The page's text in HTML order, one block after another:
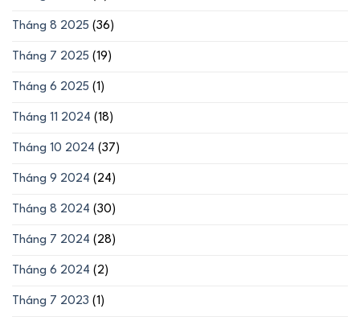
Tháng 8 2025 (36)
Tháng 7 2025 (19)
Tháng 6 2025 (1)
Tháng 11 2024 (18)
Tháng 10 2024 (37)
Tháng 9 2024 (24)
Tháng 8 2024 (30)
Tháng 7 2024 (28)
Tháng 6 2024 (2)
Tháng 7 2023 (1)